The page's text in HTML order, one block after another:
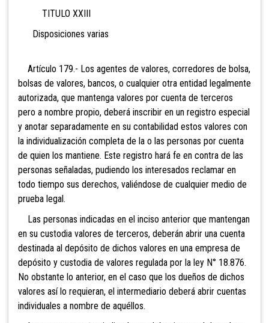
TITULO XXIII
Disposiciones varias
Artículo 179.- Los agentes de valores, corredores de bolsa,
bolsas de valores, bancos, o cualquier otra entidad legalmente
autorizada, que mantenga valores por cuenta de terceros
pero a nombre propio, deberá inscribir en un registro especial
y anotar separadamente en su contabilidad estos valores con
la individualización completa de la o las personas por cuenta
de quien los mantiene. Este registro hará fe en contra de las
personas señaladas, pudiendo los interesados reclamar en
todo tiempo sus derechos, valiéndose de cualquier medio de
prueba legal.
Las personas indicadas en el inciso anterior que mantengan
en su custodia valores de terceros, deberán abrir una cuenta
destinada al depósito de dichos valores en una empresa de
depósito y custodia de valores regulada por la ley N° 18.876.
No obstante lo anterior, en el caso que los dueños de dichos
valores así lo requieran, el intermediario deberá abrir cuentas
individuales a nombre de aquéllos.